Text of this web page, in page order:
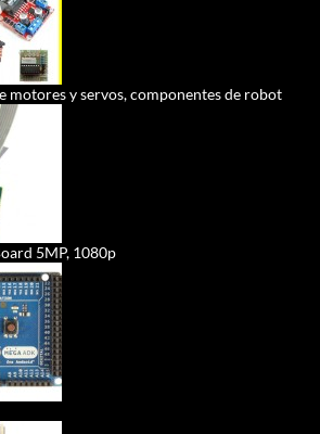
motores y servos, componentes de robot
5MP, 1080p